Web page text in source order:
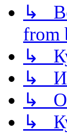
↳
from
↳
↳
↳
↳